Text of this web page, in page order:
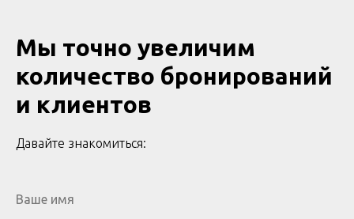
Мы точно увеличим
количество бронирований
и клиентов
Давайте знакомиться: